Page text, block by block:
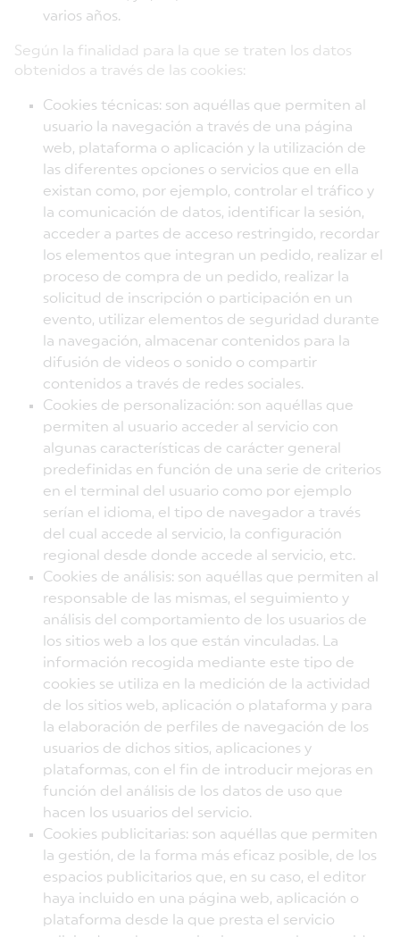
varios años.
Según la finalidad para la que se traten los datos
obtenidos a través de las cookies:
Cookies técnicas: son aquéllas que permiten al
usuario la navegación a través de una página
web, plataforma o aplicación y la utilización de
las diferentes opciones o servicios que en ella
existan como, por ejemplo, controlar el tráfico y
la comunicación de datos, identificar la sesión,
acceder a partes de acceso restringido, recordar
los elementos que integran un pedido, realizar el
proceso de compra de un pedido, realizar la
solicitud de inscripción o participación en un
evento, utilizar elementos de seguridad durante
la navegación, almacenar contenidos para la
difusión de videos o sonido o compartir
contenidos a través de redes sociales.
Cookies de personalización: son aquéllas que
permiten al usuario acceder al servicio con
algunas características de carácter general
predefinidas en función de una serie de criterios
en el terminal del usuario como por ejemplo
serían el idioma, el tipo de navegador a través
del cual accede al servicio, la configuración
regional desde donde accede al servicio, etc.
Cookies de análisis: son aquéllas que permiten al
responsable de las mismas, el seguimiento y
análisis del comportamiento de los usuarios de
los sitios web a los que están vinculadas. La
información recogida mediante este tipo de
cookies se utiliza en la medición de la actividad
de los sitios web, aplicación o plataforma y para
la elaboración de perfiles de navegación de los
usuarios de dichos sitios, aplicaciones y
plataformas, con el fin de introducir mejoras en
función del análisis de los datos de uso que
hacen los usuarios del servicio.
Cookies publicitarias: son aquéllas que permiten
la gestión, de la forma más eficaz posible, de los
espacios publicitarios que, en su caso, el editor
haya incluido en una página web, aplicación o
plataforma desde la que presta el servicio